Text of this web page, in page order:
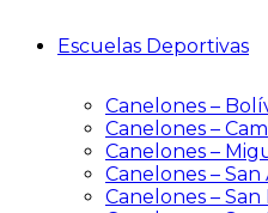
Escuelas Deportivas
Canelones –
Canelones –
Canelones –
Canelones –
Canelones –